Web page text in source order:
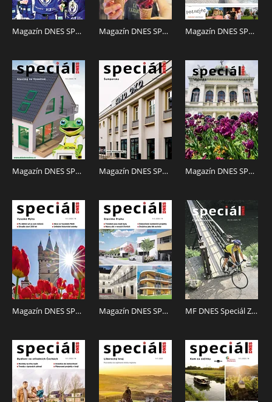
V RÁMCI NÁKUPU MÁTE K DISPOZICI 2 LIBOVOLNÁ
REGIONÁLNÍ VYDÁNÍ TOHOTO TITULU.
Magazín DNES SPECIÁL Brno a Jižní Morava - 9.5.2025 Magazín DNES SPECIÁL Jižní Čechy - 9.5.2025 Magazín DNES SPECIÁL Hradecký - 9.5.2025
Magazín DNES SPECIÁL Vysočina - 9.5.2025 Magazín DNES SPECIÁL Olomoucký - 9.5.2025 Magazín DNES SPECIÁL Moravskoslezský - 9.5.2025
Magazín DNES SPECIÁL Pardubický - 9.5.2025 Magazín DNES SPECIÁL Praha - 9.5.2025 MF DNES Speciál Západní Čechy - 09.05.2025